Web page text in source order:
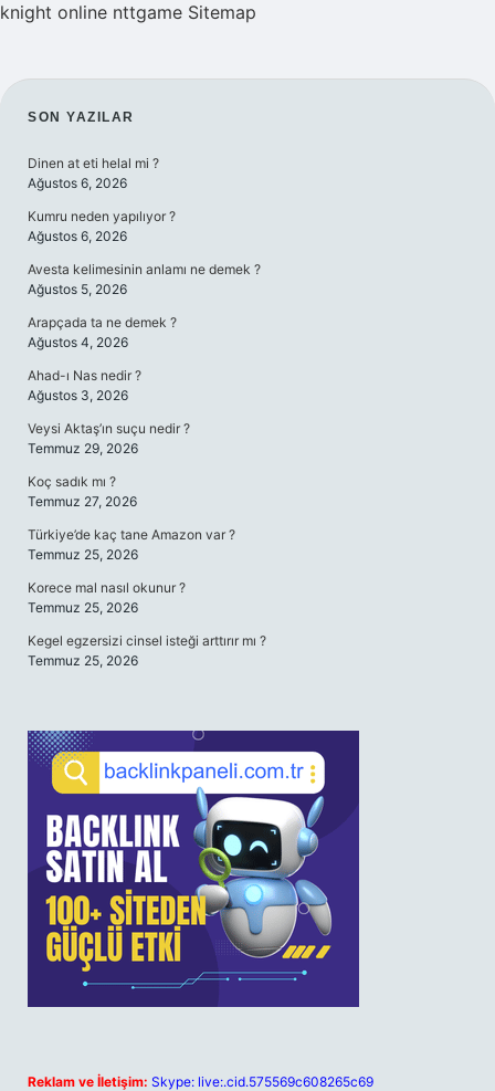
knight online nttgame Sitemap
SIDEBAR
SON YAZILAR
Dinen at eti helal mi ?
Ağustos 6, 2026
Kumru neden yapılıyor ?
Ağustos 6, 2026
Avesta kelimesinin anlamı ne demek ?
Ağustos 5, 2026
Arapçada ta ne demek ?
Ağustos 4, 2026
Ahad-ı Nas nedir ?
Ağustos 3, 2026
Veysi Aktaş’ın suçu nedir ?
Temmuz 29, 2026
Koç sadık mı ?
Temmuz 27, 2026
Türkiye’de kaç tane Amazon var ?
Temmuz 25, 2026
Korece mal nasıl okunur ?
Temmuz 25, 2026
Kegel egzersizi cinsel isteği arttırır mı ?
Temmuz 25, 2026
Reklam ve İletişim: Skype: live:.cid.575569c608265c69